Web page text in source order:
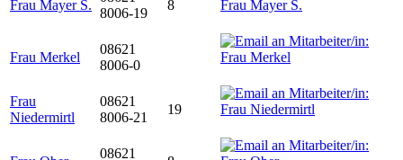
Frau Mayer S.
8006-19
8
Frau Merkel
08621
8006-0
Frau
Niedermirtl
08621
8006-21
19
08621